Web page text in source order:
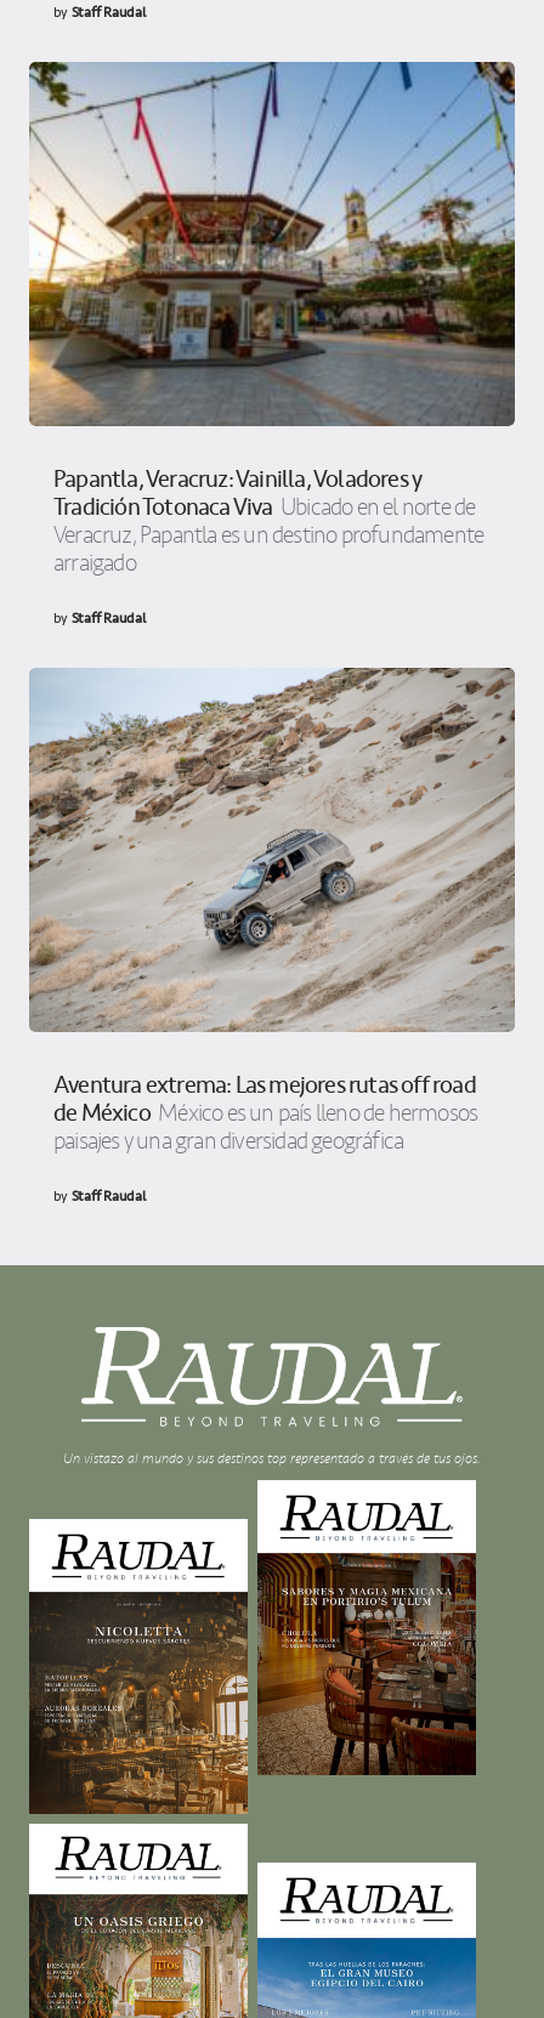
byStaff Raudal
Papantla, Veracruz: Vainilla, Voladores y
Tradición Totonaca Viva Ubicado en el norte de
Veracruz, Papantla es un destino profundamente
arraigado
byStaff Raudal
Aventura extrema: Las mejores rutas off road
de México México es un país lleno de hermosos
paisajes y una gran diversidad geográfica
byStaff Raudal
Un vistazo al mundo y sus destinos top representado a través de tus ojos.